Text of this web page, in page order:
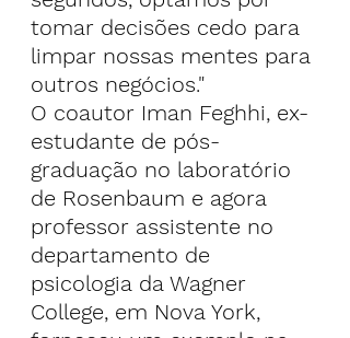
tomar decisões cedo para
limpar nossas mentes para
outros negócios."
O coautor Iman Feghhi, ex-
estudante de pós-
graduação no laboratório
de Rosenbaum e agora
professor assistente no
departamento de
psicologia da Wagner
College, em Nova York,